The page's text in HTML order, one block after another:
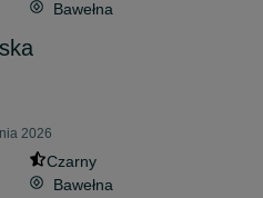
Bawełna
2026
Czarny
Bawełna